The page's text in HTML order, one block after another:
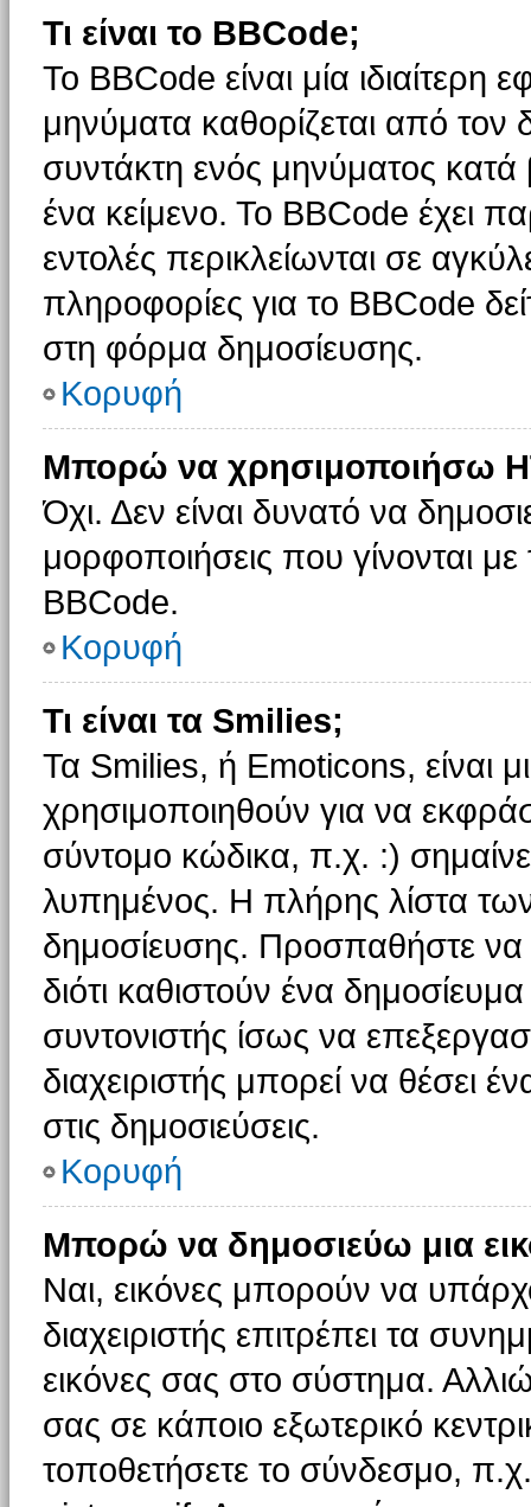
Τι είναι το BBCode;
Το BBCode είναι μία
μηνύματα καθορίζεται από τον
συντάκτη ενός μηνύματος
ένα κείμενο. Το BBCode έχει
εντολές περικλείωνται σε
πληροφορίες για το BBCode
στη φόρμα δημοσίευσης.
Κορυφή
Μπορώ να χρησιμοποιήσω
Όχι. Δεν είναι δυνατό να
μορφοποιήσεις που γίνονται
BBCode.
Κορυφή
Τι είναι τα Smilies;
Τα Smilies, ή Emoticons, είναι
χρησιμοποιηθούν για να
σύντομο κώδικα, π.χ. :)
λυπημένος. Η πλήρης λίστα των
δημοσίευσης. Προσπαθήστε να
διότι καθιστούν ένα
συντονιστής ίσως να
διαχειριστής μπορεί να θέσει
στις δημοσιεύσεις.
Κορυφή
Μπορώ να δημοσιεύω μια
Ναι, εικόνες μπορούν να
διαχειριστής επιτρέπει τα
εικόνες σας στο σύστημα.
σας σε κάποιο εξωτερικό
τοποθετήσετε το σύνδεσμο,